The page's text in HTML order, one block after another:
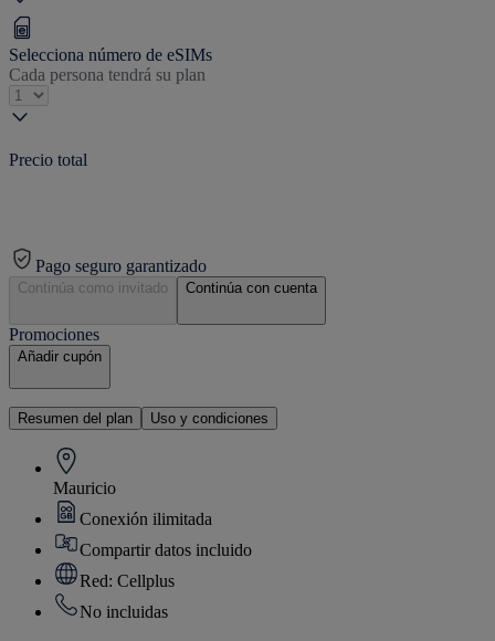
Selecciona número de eSIMs
Cada persona tendrá su plan
Precio total
Pago seguro garantizado
Continúa como invitado Continúa con cuenta
Promociones
Añadir cupón
Resumen del plan Uso y condiciones
Mauricio
Conexión ilimitada
Compartir datos incluido
Red: Cellplus
No incluidas